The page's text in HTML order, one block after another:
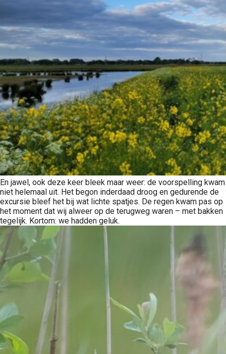
En jawel, ook deze keer bleek maar weer: de voorspelling kwam
niet helemaal uit. Het begon inderdaad droog en gedurende de
excursie bleef het bij wat lichte spatjes. De regen kwam pas op
het moment dat wij alweer op de terugweg waren – met bakken
tegelijk. Kortom: we hadden geluk.